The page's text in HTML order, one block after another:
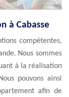
à Cabasse
compétentes,
Nous sommes
à la réalisation
pouvons ainsi
afin de